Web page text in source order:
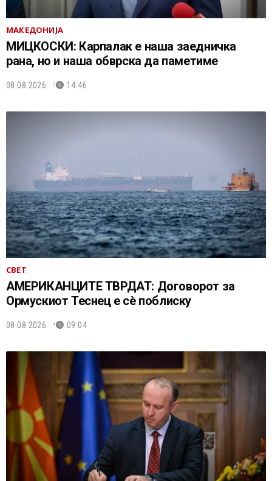
МАКЕДОНИЈА
МИЦКОСКИ: Карпалак е наша заедничка
рана, но и наша обврска да паметиме
08.08.2026. 14:46
СВЕТ
АМЕРИКАНЦИТЕ ТВРДАТ: Договорот за
Ормускиот Теснец е сè поблиску
08.08.2026. 09:04